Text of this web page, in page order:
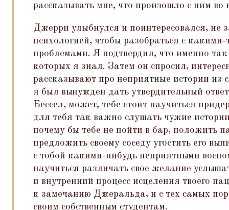
рассказывать мне, что произошло с ним во
Джерри улыбнулся и поинтересовался, не
психологией, чтобы разобраться с
проблемами. Я подтвердил, что именно
которых я знал. Затем он спросил,
рассказывают про неприятные истории из
я был вынужден дать утвердительный
Бессел, может, тебе стоит научиться
для тебя так важно слушать чужие
почему бы тебе не пойти в бар, положить
предложить своему соседу угостить его
с тобой какими-нибудь неприятными
научиться различать свое желание
и внутренний процесс исцеления твоего
к замечанию Джеральда, и с тех самых пор
своим собственным студентам.